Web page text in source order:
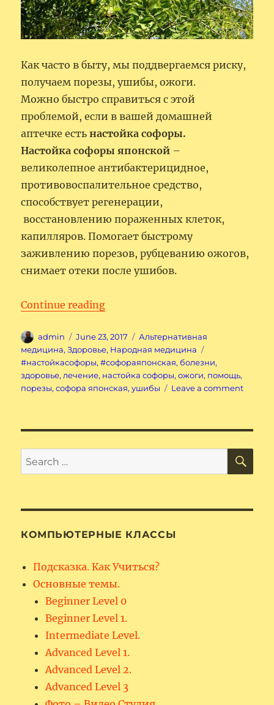
Как часто в быту, мы поддвергаемся риску,
получаем порезы, ушибы, ожоги.
Можно быстро справиться с этой
проблемой, если в вашей домашней
аптечке естьнастойка софоры.
Настойка софоры японской –
великолепное антибактерицидное,
противовоспалительное средство,
способствует регенерации,
восстановлению пораженных клеток,
капилляров. Помогает быстрому
заживлению порезов, рубцеванию ожогов,
снимает отеки после ушибов.
Continue reading“Настойка софоры – быстрая
Author
admin
Posted
on
June 23, 2017 Categories
Альтернативная
медицина,Здоровье, Народная медицина
#настойкасофоры,#софораяпонская, болезни,
здоровье, лечение, настойка софоры,ожоги, помощь,
порезы,софора японская,ушибы Leave a commenton
при
Search
for:
КОМПЬЮТЕРНЫЕ КЛАССЫ
Подсказка. Как Учиться?
Основные темы.
Beginner Level 0
Beginner Level 1.
Intermediate Level.
Advanced Level 1.
Advanced Level 2.
Advanced Level 3